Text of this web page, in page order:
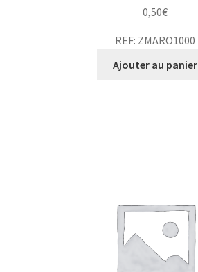
0,50€
REF: ZMARO1000
Ajouter au panier